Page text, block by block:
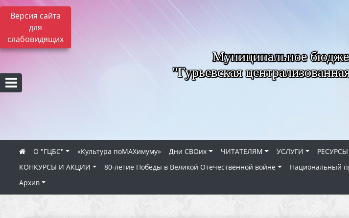
Версия сайта
для
слабовидящих
Муниципальное
"Гурьевская
О "ГЦБС" «Культура поMAXимуму» Дни СВОих ЧИТАТЕЛЯМ УСЛУГИ РЕСУРСЫ
КОНКУРСЫ И АКЦИИ
80‑летие Победы в Великой Отечественной войне Национальный
Архив